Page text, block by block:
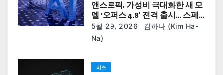
앤스로픽, 가성비 극대화한 새 모
델 ‘오퍼스 4.8’ 전격 출시… 스페
이스X와의 150억 달러 인프라 딜
이 드러낸 AI 경제학의 현실
5월 29, 2026
김하나 (Kim Ha-
Na)
비즈